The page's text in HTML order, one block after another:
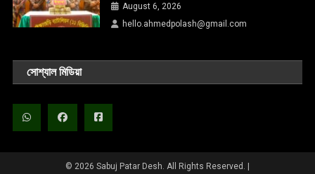
August 6, 2026
hello.ahmedpolash@gmail.com
সোশ্যাল মিডিয়া
© 2026 Sabuj Patar Desh. All Rights Reserved. |